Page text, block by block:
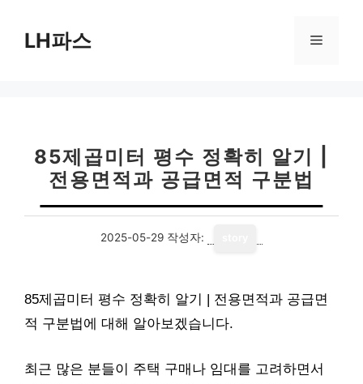
LH파스 메
85제곱미터 평수 정확히 알기 |
전용면적과 공급면적 구분법
2025-05-29 작성자:
85제곱미터 평수 정확히 알기 | 전용면적과 공급면
적 구분법에 대해 알아보겠습니다.
최근 많은 분들이 주택 구매나 임대를 고려하면서